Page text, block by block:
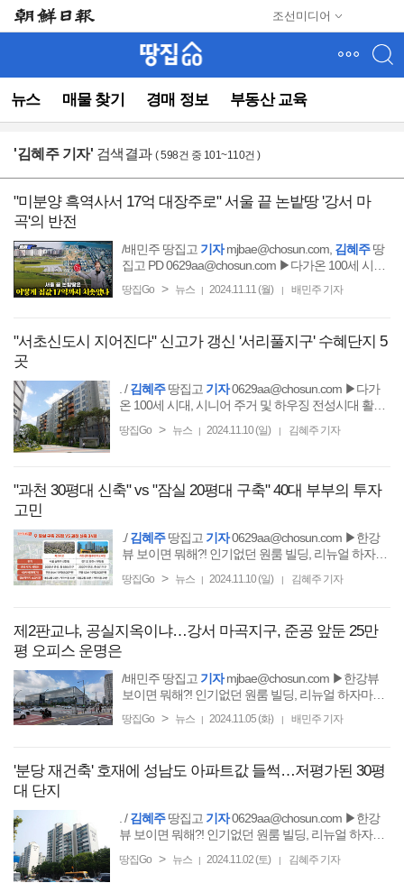
조선미디어
뉴스 매물 찾기 경매 정보 부동산 교육
뉴
(컨
영
동)
'김혜주 기자' 검색결과 ( 598건 중 101~110건 )
"미분양 흑역사서 17억 대장주로" 서울 끝 논밭땅 '강서 마
곡'의 반전
/배민주 땅집고 기자mjbae@chosun.com, 김혜주땅
집고 PD 0629aa@chosun.com ▶다가온 100세 시대,
땅집Go > 뉴스 2024.11.11 (월) 배민주 기자
"서초신도시 지어진다" 신고가 갱신 '서리풀지구' 수혜단지 5
곳
. /김혜주땅집고 기자0629aa@chosun.com ▶다가
온 100세 시대, 시니어 주거 및 하우징 전성시대 활짝
땅집Go > 뉴스 | 2024.11.10 (일) | 김혜주 기자
"과천 30평대 신축" vs "잠실 20평대 구축" 40대 부부의 투자
고민
./김혜주땅집고 기자0629aa@chosun.com ▶한강
뷰 보이면 뭐해?! 인기없던 원룸 빌딩, 리뉴얼 하자마
땅집Go > 뉴스 | 2024.11.10 (일) | 김혜주 기자
제2판교냐, 공실지옥이냐…강서 마곡지구, 준공 앞둔 25만
평 오피스 운명은
/배민주 땅집고 기자mjbae@chosun.com ▶한강뷰
보이면 뭐해?! 인기없던 원룸 빌딩, 리뉴얼 하자마자
땅집Go > 뉴스 | 2024.11.05 (화) | 배민주 기자
'분당 재건축' 호재에 성남도 아파트값 들썩…저평가된 30평
대 단지
. /김혜주땅집고 기자0629aa@chosun.com ▶한강
뷰 보이면 뭐해?! 인기없던 원룸 빌딩, 리뉴얼 하자마
땅집Go > 뉴스 | 2024.11.02 (토) | 김혜주 기자